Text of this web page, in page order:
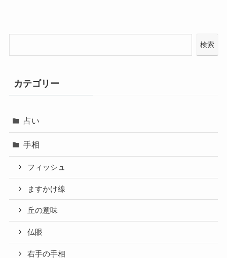
検索
カテゴリー
占い
手相
フィッシュ
ますかけ線
丘の意味
仏眼
右手の手相